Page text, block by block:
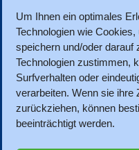
Um Ihnen ein optimales
Technologien wie
speichern und/oder darauf
Technologien zustimmen,
Surfverhalten oder
verarbeiten. Wenn sie ihre
zurückziehen, können
beeinträchtigt werden.
Anmelden
Eintrags-Feed
Kommentar-Feed
WordPress.org